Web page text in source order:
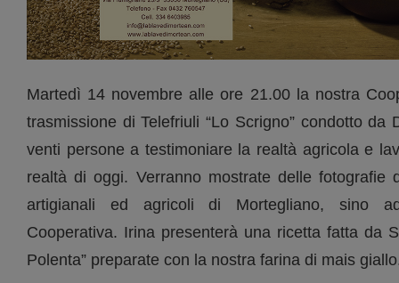
Martedì 14 novembre alle ore 21.00 la nostra
trasmissione di Telefriuli “Lo Scrigno” condotto da
venti persone a testimoniare la realtà agricola e
realtà di oggi. Verranno mostrate delle fotografie
artigianali ed agricoli di Mortegliano, sino
Cooperativa. Irina presenterà una ricetta fatta da
Polenta” preparate con la nostra farina di mais